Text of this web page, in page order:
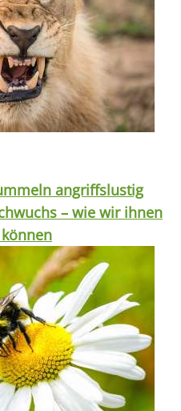
angriffslustig
– wie wir ihnen